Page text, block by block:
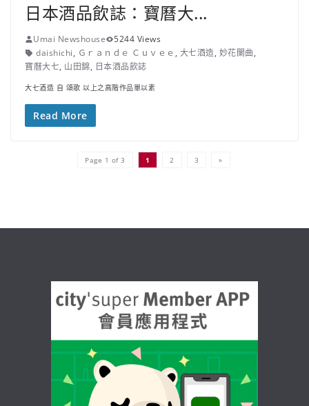
日本酒品飲誌：寶曆大...
Umai Newshouse
5244 Views
daishichi, Ｇｒａｎｄｅ Ｃｕｖｅｅ , 大七酒造, 妙花闌曲,
寶曆大七, 山田錦, 日本酒品飲誌
大七酒造 自 頌歌 以上之高階作品單以素
Read More
Page 1 of 3 1 2 3 »